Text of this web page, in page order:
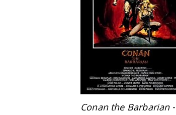
Conan the Barbarian-